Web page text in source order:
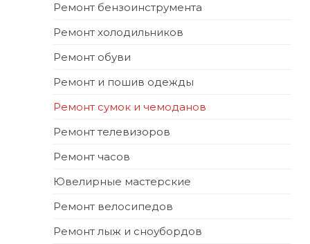
Ремонт бензоинструмента
Ремонт холодильников
Ремонт обуви
Ремонт и пошив одежды
Ремонт сумок и чемоданов
Ремонт телевизоров
Ремонт часов
Ювелирные мастерские
Ремонт велосипедов
Ремонт лыж и сноубордов